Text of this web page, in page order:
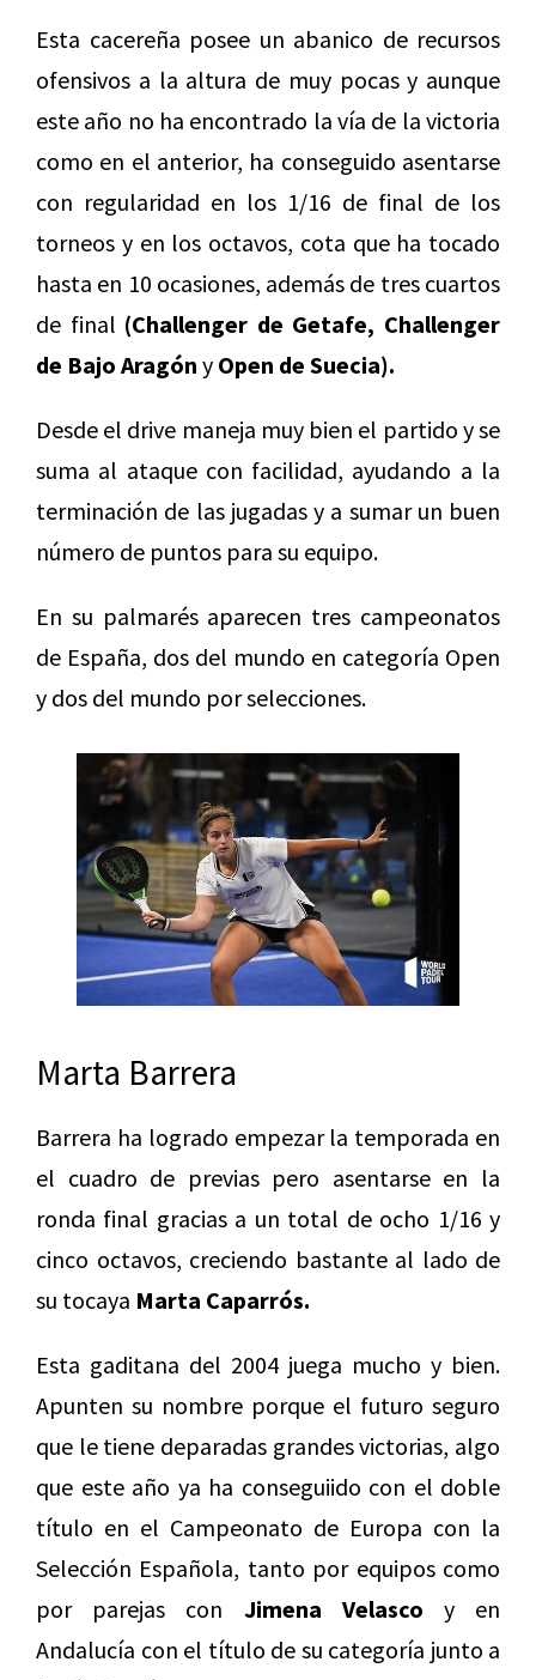
Esta cacereña posee un abanico de recursos
ofensivos a la altura de muy pocas y aunque
este año no ha encontrado la vía de la victoria
como en el anterior, ha conseguido asentarse
con regularidad en los 1/16 de final de los
torneos y en los octavos, cota que ha tocado
hasta en 10 ocasiones, además de tres cuartos
de final (Challenger de Getafe, Challenger
de Bajo Aragón y Open de Suecia).
Desde el drive maneja muy bien el partido y se
suma al ataque con facilidad, ayudando a la
terminación de las jugadas y a sumar un buen
número de puntos para su equipo.
En su palmarés aparecen tres campeonatos
de España, dos del mundo en categoría Open
y dos del mundo por selecciones.
Marta Barrera
Barrera ha logrado empezar la temporada en
el cuadro de previas pero asentarse en la
ronda final gracias a un total de ocho 1/16 y
cinco octavos, creciendo bastante al lado de
su tocaya Marta Caparrós.
Esta gaditana del 2004 juega mucho y bien.
Apunten su nombre porque el futuro seguro
que le tiene deparadas grandes victorias, algo
que este año ya ha conseguiido con el doble
título en el Campeonato de Europa con la
Selección Española, tanto por equipos como
por parejas con Jimena Velasco y en
Andalucía con el título de su categoría junto a